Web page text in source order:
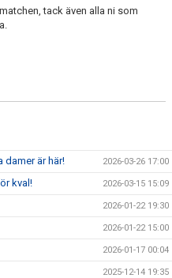
tack även alla ni som
damer är här! 2026-03-26 17:00
kval! 2026-03-15 15:09
2026-01-22 19:30
2026-01-22 15:00
2026-01-17 00:04
2025-12-14 19:35